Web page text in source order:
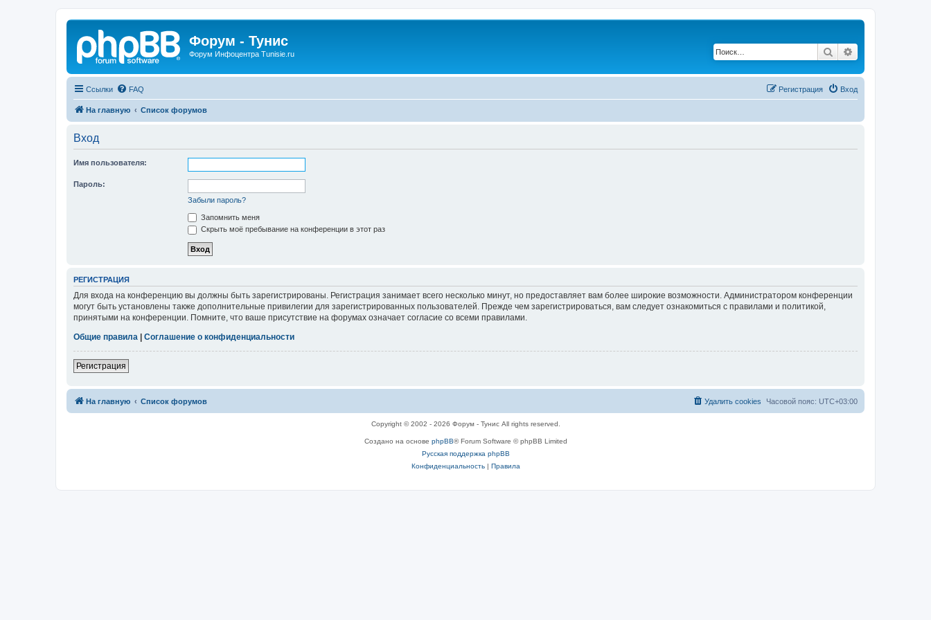
Форум - Тунис
Форум Инфоцентра Tunisie.ru Поиск
Ссылки FAQ Вход
Регистрация
На главную Список форумов
Вход
Имя пользователя:
Пароль:
Забыли пароль?
Запомнить меня
Скрыть моё пребывание на конференции в этот раз
РЕГИСТРАЦИЯ
Для входа на конференцию вы должны быть зарегистрированы. Регистрация занимает всего несколько минут, но предоставляет вам более широкие возможности. Администратором конференции
могут быть установлены также дополнительные привилегии для зарегистрированных пользователей. Прежде чем зарегистрироваться, вам следует ознакомиться с правилами и политикой,
принятыми на конференции. Помните, что ваше присутствие на форумах означает согласие со всеми правилами.
Общие правила
Соглашение о конфиденциальности
Регистрация
На главную Список форумов Часовой пояс: UTC+03:00
Удалить cookies
Copyright © 2002 - 2026 Форум - Тунис All rights reserved.
Создано на основе phpBB® Forum Software © phpBB Limited
Русская поддержка phpBB
Конфиденциальность| Правила